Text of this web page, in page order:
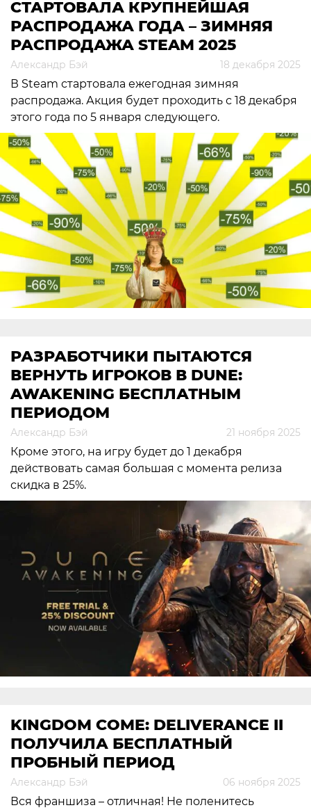
СТАРТОВАЛА КРУПНЕЙШАЯ
РАСПРОДАЖА ГОДА – ЗИМНЯЯ
РАСПРОДАЖА STEAM 2025
Александр Бэй 18 декабря 2025
В Steam стартовала ежегодная зимняя
распродажа. Акция будет проходить с 18 декабря
этого года по 5 января следующего.
РАЗРАБОТЧИКИ ПЫТАЮТСЯ
ВЕРНУТЬ ИГРОКОВ В DUNE:
AWAKENING БЕСПЛАТНЫМ
ПЕРИОДОМ
Александр Бэй 21 ноября 2025
Кроме этого, на игру будет до 1 декабря
действовать самая большая с момента релиза
скидка в 25%.
KINGDOM COME: DELIVERANCE II
ПОЛУЧИЛА БЕСПЛАТНЫЙ
ПРОБНЫЙ ПЕРИОД
Александр Бэй 06 ноября 2025
Вся франшиза – отличная! Не поленитесь